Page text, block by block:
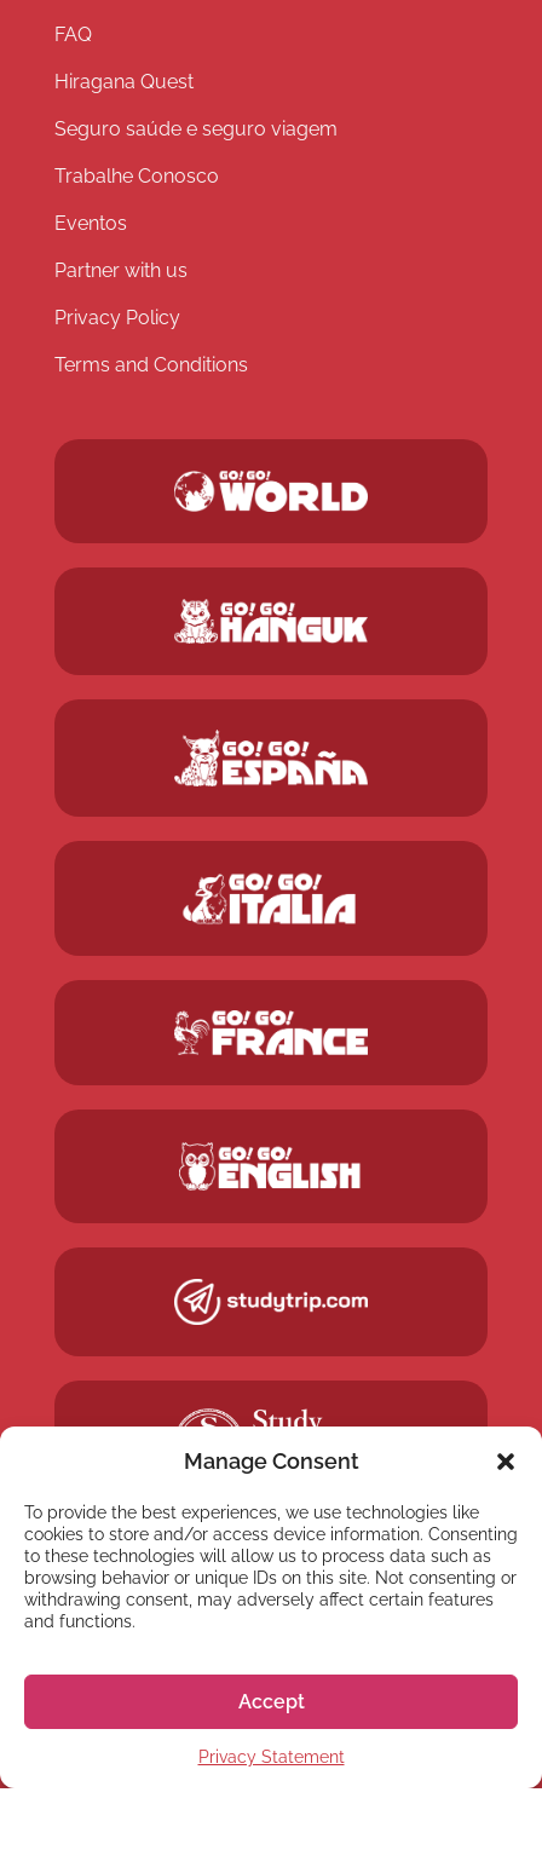
Manage Consent
To provide the best experiences, we use technologies like
cookies to store and/or access device information. Consenting
to these technologies will allow us to process data such as
browsing behavior or unique IDs on this site. Not consenting or
withdrawing consent, may adversely affect certain features
and functions.
Accept
Privacy Statement
FAQ
Hiragana Quest
Seguro saúde e seguro viagem
Trabalhe Conosco
Eventos
Partner with us
Privacy Policy
Terms and Conditions
Inscreva-se em nossa
newsletter